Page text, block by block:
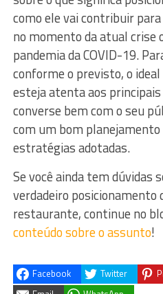
como ele vai contribuir
no momento da atual crise
pandemia da COVID-19.
conforme o previsto, o ideal
esteja atenta aos
converse bem com o seu
com um bom
estratégias adotadas.
Se você ainda tem dúvidas
verdadeiro posicionamento
restaurante, continue no
conteúdo sobre o assunto!
Facebook Twitter